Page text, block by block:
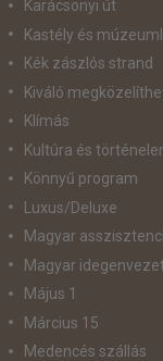
Karácsonyi út
Kastély és
Kék zászlós strand
Kiváló
Klímás
Kultúra és
Könnyű program
Luxus/Deluxe
Magyar
Magyar
Május 1
Március 15
Medencés szállás